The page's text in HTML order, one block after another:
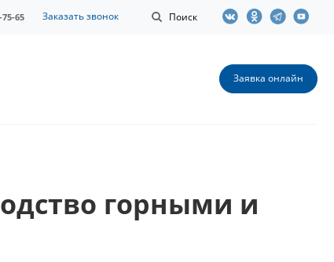
Поиск
75-65 Заказать звонок
Заявка онлайн
горными и